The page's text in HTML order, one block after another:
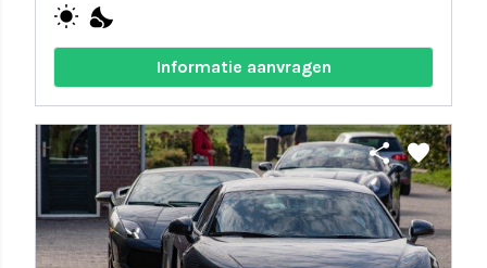
wb_sunny nights_stay
Informatie aanvragen
share favorite